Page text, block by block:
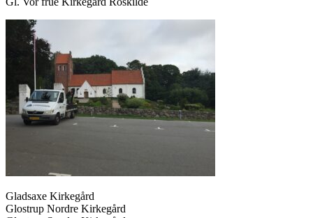
Gladsaxe Kirkegård
Glostrup Nordre Kirkegård